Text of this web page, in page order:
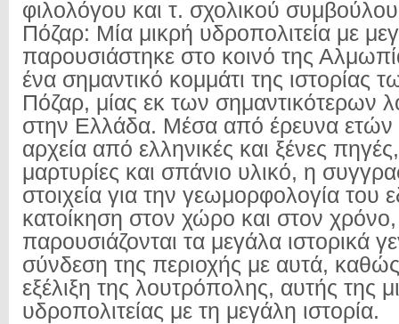
φιλολόγου και τ. σχολικού
Πόζαρ: Μία μικρή υδροπολιτεία με
παρουσιάστηκε στο κοινό της
ένα σημαντικό κομμάτι της ιστορίας
Πόζαρ, μίας εκ των σημαντικότερων
στην Ελλάδα. Μέσα από έρευνα ετών
αρχεία από ελληνικές και ξένες
μαρτυρίες και σπάνιο υλικό, η
στοιχεία για την γεωμορφολογία του
κατοίκηση στον χώρο και στον
παρουσιάζονται τα μεγάλα ιστορικά
σύνδεση της περιοχής με αυτά,
εξέλιξη της λουτρόπολης, αυτής της
υδροπολιτείας με τη μεγάλη ιστορία.